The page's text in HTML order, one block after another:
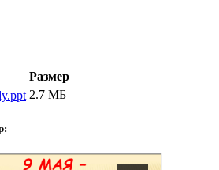
Размер
2.7 МБ